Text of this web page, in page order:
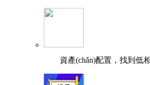
資產(chǎn)配置，找到